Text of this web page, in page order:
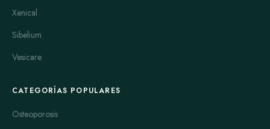
Xenical
Sibelium
Vesicare
CATEGORÍAS POPULARES
Osteoporosis